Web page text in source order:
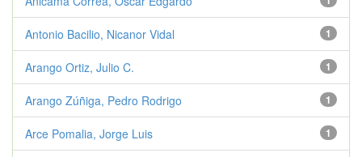
1
Antonio Bacilio, Nicanor Vidal
1
Arango Ortiz, Julio C.
1
Arango Zúñiga, Pedro Rodrigo
1
Arce Pomalia, Jorge Luis